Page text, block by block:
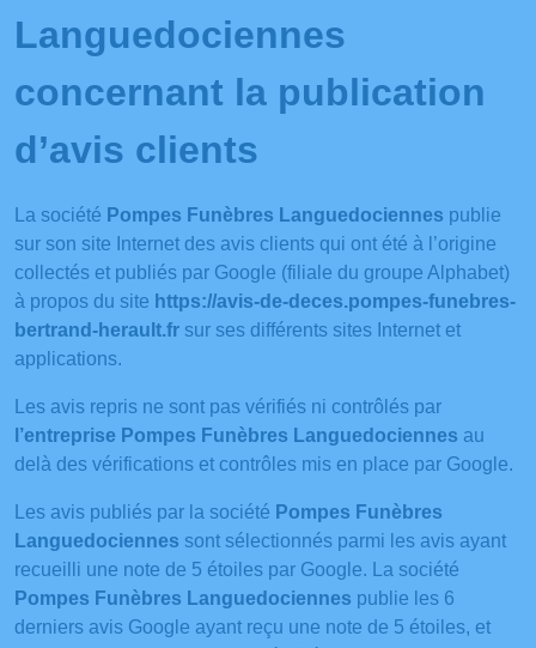
Languedociennes
concernant la publication
d’avis clients
La société Pompes Funèbres Languedociennes publie
sur son site Internet des avis clients qui ont été à l’origine
collectés et publiés par Google (filiale du groupe Alphabet)
à propos du site https://avis-de-deces.pompes-funebres-
bertrand-herault.fr sur ses différents sites Internet et
applications.
Les avis repris ne sont pas vérifiés ni contrôlés par
l’entreprise Pompes Funèbres Languedociennes au
delà des vérifications et contrôles mis en place par Google.
Les avis publiés par la société Pompes Funèbres
Languedociennes sont sélectionnés parmi les avis ayant
recueilli une note de 5 étoiles par Google. La société
Pompes Funèbres Languedociennes publie les 6
derniers avis Google ayant reçu une note de 5 étoiles, et